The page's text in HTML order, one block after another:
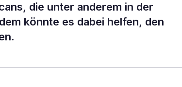
die unter anderem in der
könnte es dabei helfen, den